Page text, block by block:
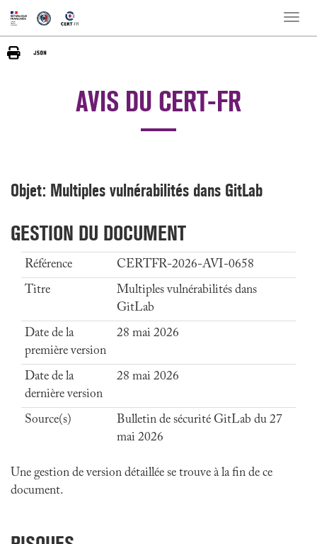
Toggle
AVIS DU CERT-FR
Objet: Multiples vulnérabilités dans GitLab
GESTION DU DOCUMENT
Référence
CERTFR-2026-AVI-0658
Titre
Multiples vulnérabilités dans
GitLab
Date de la
première version
28 mai 2026
Date de la
dernière version
28 mai 2026
Source(s)
Bulletin de sécurité GitLab du 27
mai 2026
Une gestion de version détaillée se trouve à la fin de ce
document.